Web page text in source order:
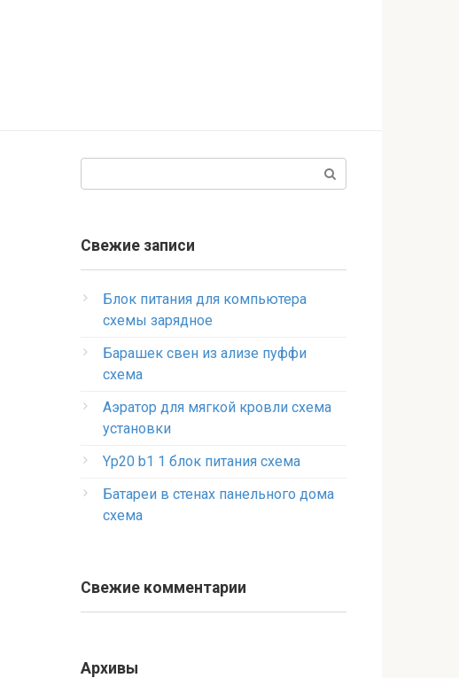
Свежие записи
Блок питания для компьютера
схемы зарядное
Барашек свен из ализе пуффи
схема
Аэратор для мягкой кровли схема
установки
Yp20 b1 1 блок питания схема
Батареи в стенах панельного дома
схема
Свежие комментарии
Архивы